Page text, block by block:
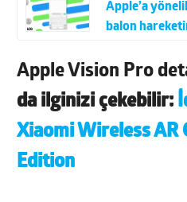
Apple’a
balon
Apple Vision Pro
da ilginizi çekebilir:
Xiaomi Wireless AR
Edition